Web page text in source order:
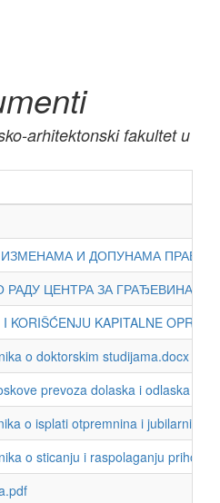
arhitektonski fakultet u
И ДОПУНАМА
РАДУ ЦЕНТРА ЗА
KORIŠĆENJU KAPITALNE
o doktorskim studijama.docx
prevoza dolaska i odlaska
o isplati otpremnina i jubilarnih
o sticanju i raspolaganju